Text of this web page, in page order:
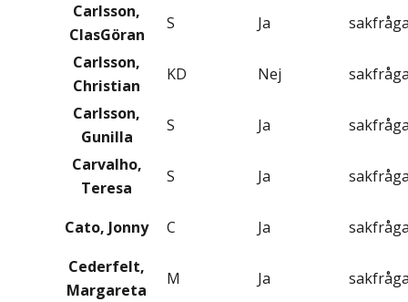
Carlsson,
ClasGöran
S Ja
Carlsson,
Christian
KD Nej
Carlsson,
Gunilla
S Ja
Carvalho,
Teresa
S Ja
Cato, Jonny C Ja
Cederfelt,
Margareta
M Ja